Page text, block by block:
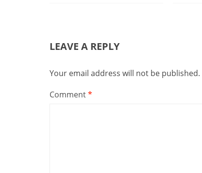
LEAVE A REPLY
Your email address will not be published.
Comment*